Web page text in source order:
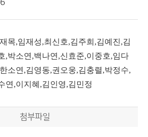
목,임재성,최신호,김주희,김예진,김
,박소연,백나연,신효준,이중호,임다
소연,김영동,권오웅,김충렬,박정수,
연,이지혜,김인영,김민정
첨부파일